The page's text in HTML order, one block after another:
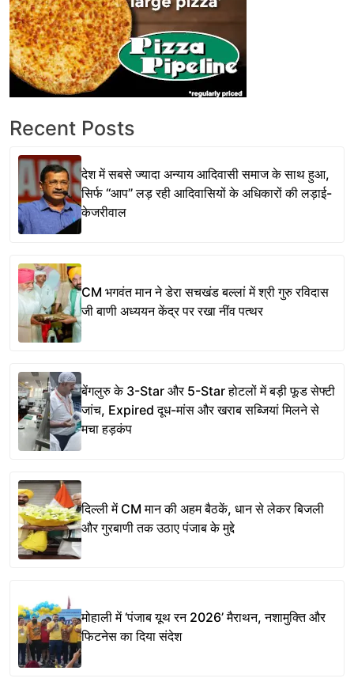
Recent Posts
देश में सबसे ज्यादा अन्याय आदिवासी समाज के साथ हुआ,
सिर्फ ‘‘आप’’ लड़ रही आदिवासियों के अधिकारों की लड़ाई-
केजरीवाल
CM भगवंत मान ने डेरा सचखंड बल्लां में श्री गुरु रविदास
जी बाणी अध्ययन केंद्र पर रखा नींव पत्थर
बेंगलुरु के 3-Star और 5-Star होटलों में बड़ी फूड सेफ्टी
जांच, Expired दूध-मांस और खराब सब्जियां मिलने से
मचा हड़कंप
दिल्ली में CM मान की अहम बैठकें, धान से लेकर बिजली
और गुरबाणी तक उठाए पंजाब के मुद्दे
मोहाली में ‘पंजाब यूथ रन 2026’ मैराथन, नशामुक्ति और
फिटनेस का दिया संदेश